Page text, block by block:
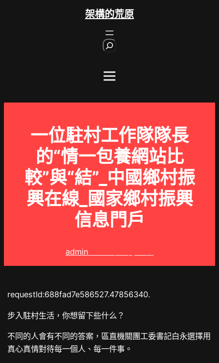
架構的荒原
一位駐村工作隊隊長
的“情一包養網站比
較”與“結”_中國鄉村振
興在線_國家鄉村振興
信息門戶
admin
requestId:688fad7e586527.47856340.
步入駐村生活，你想留下些什么？
不同的人會有不同的答案，區直機關團工委書記白永選擇用
真心真情對待每一個人、每一件事。